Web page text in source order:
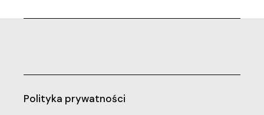
Polityka prywatności